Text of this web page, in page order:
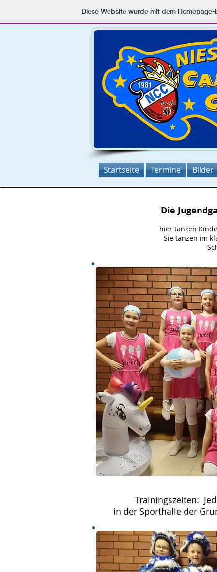
Diese Website wurde mit dem
Startseite Termine Bilder
Die
hier tanzen
Sie tanzen im
Trainingszeiten:
in der Sporthalle der